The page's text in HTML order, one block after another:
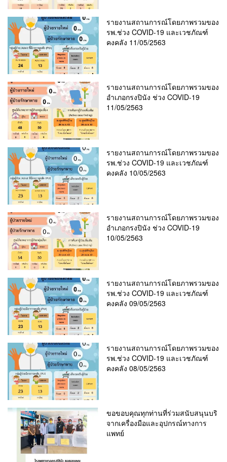
รายงานสถานการณ์โดยภาพรวมของ
รพ.ช่วง COVID-19 และเวชภัณฑ์
คงคลัง 11/05/2563
รายงานสถานการณ์โดยภาพรวมของ
อำเภอกรงปินัง ช่วง COVID-19
11/05/2563
รายงานสถานการณ์โดยภาพรวมของ
รพ.ช่วง COVID-19 และเวชภัณฑ์
คงคลัง 10/05/2563
รายงานสถานการณ์โดยภาพรวมของ
อำเภอกรงปินัง ช่วง COVID-19
10/05/2563
รายงานสถานการณ์โดยภาพรวมของ
รพ.ช่วง COVID-19 และเวชภัณฑ์
คงคลัง 09/05/2563
รายงานสถานการณ์โดยภาพรวมของ
รพ.ช่วง COVID-19 และเวชภัณฑ์
คงคลัง 08/05/2563
ขอขอบคุณทุกท่านที่ร่วมสนับสนุนบริ
จากเครื่องมือและอุปกรณ์ทางการ
แพทย์